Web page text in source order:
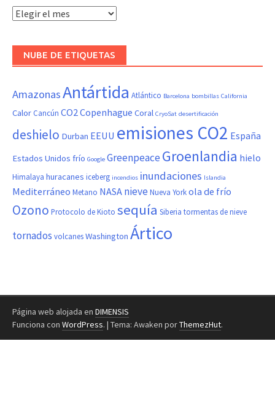
Hemeroteca
NUBE DE ETIQUETAS
AmazonasAntártida Atlántico Barcelona bombillas California
Calor Cancún CO2Copenhague Coral CryoSat desertificación
deshielo Durban EEUU emisiones CO2 España
Estados Unidos frío Google GreenpeaceGroenlandia hielo
Himalaya huracanes iceberg incendios inundaciones Islandia
Mediterráneo Metano NASA nieveNueva Yorkola de frío
Ozono Protocolo de Kioto sequía Siberia tormentas de nieve
tornados volcanesWashington Ártico
Página web alojada en DIMENSIS
Funciona con WordPress. | Tema: Awaken porThemezHut.